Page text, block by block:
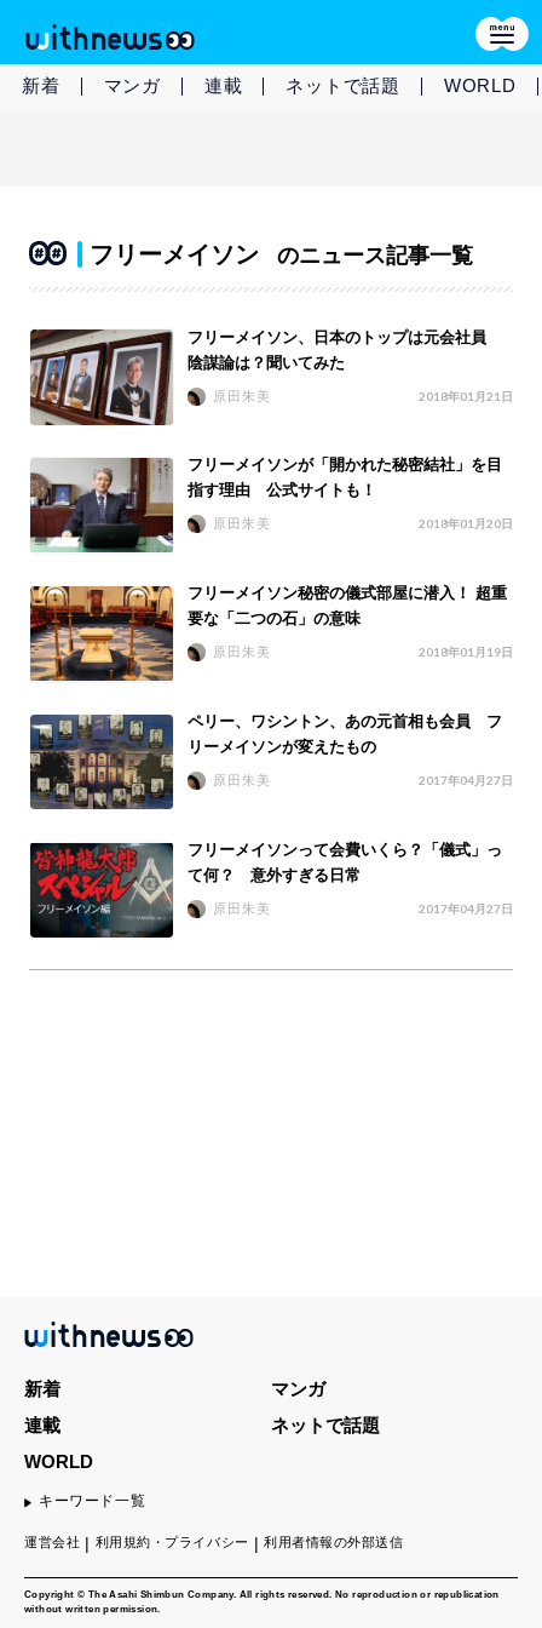
新着 マンガ 連載 ネットで話題 WORLD
フリーメイソン のニュース記事一覧
フリーメイソン、日本のトップは元会社員
陰謀論は？聞いてみた
原田朱美 2018年01月21日
フリーメイソンが「開かれた秘密結社」を目
指す理由 公式サイトも！
原田朱美 2018年01月20日
フリーメイソン秘密の儀式部屋に潜入！ 超重
要な「二つの石」の意味
原田朱美 2018年01月19日
ペリー、ワシントン、あの元首相も会員 フ
リーメイソンが変えたもの
原田朱美 2017年04月27日
フリーメイソンって会費いくら？「儀式」っ
て何？ 意外すぎる日常
原田朱美 2017年04月27日
Copyright © The Asahi Shimbun Company. All rights reserved. No reproduction or republication
without written permission.
新着
マンガ
連載
ネットで話題
WORLD
キーワード一覧
運営会社 利用規約・プライバシー 利用者情報の外部送信